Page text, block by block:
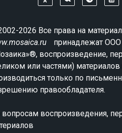
2026 Все права на
принадлежат ООО
воспроизведение,
или частями)
только по
правообладателя.
воспроизведения,